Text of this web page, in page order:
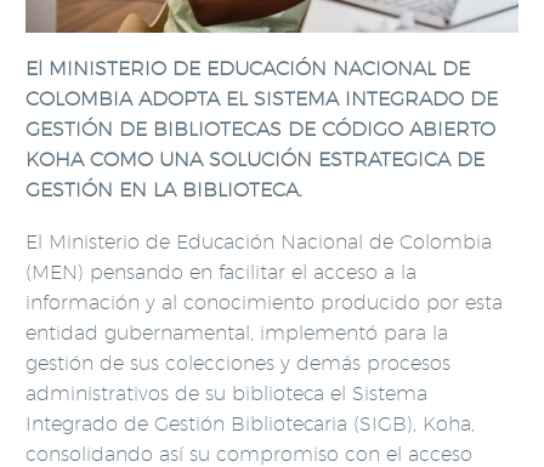
El MINISTERIO DE EDUCACIÓN NACIONAL DE
COLOMBIA ADOPTA EL SISTEMA INTEGRADO DE
GESTIÓN DE BIBLIOTECAS DE CÓDIGO ABIERTO
KOHA COMO UNA SOLUCIÓN ESTRATEGICA DE
GESTIÓN EN LA BIBLIOTECA.
El Ministerio de Educación Nacional de Colombia
(MEN) pensando en facilitar el acceso a la
información y al conocimiento producido por esta
entidad gubernamental, implementó para la
gestión de sus colecciones y demás procesos
administrativos de su biblioteca el Sistema
Integrado de Gestión Bibliotecaria (SIGB), Koha,
consolidando así su compromiso con el acceso